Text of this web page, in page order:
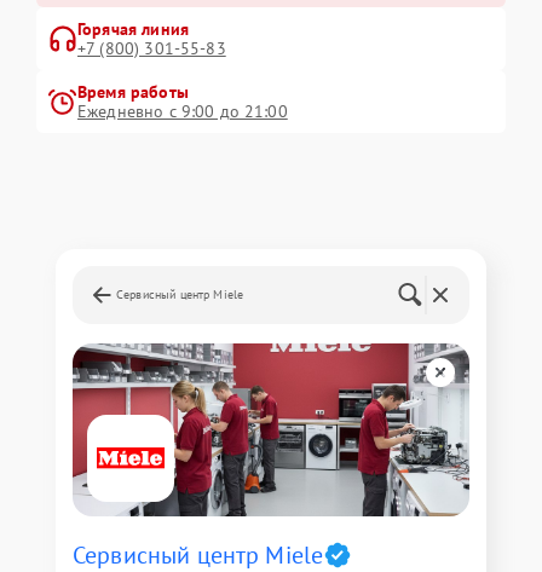
Горячая линия
+7 (800) 301-55-83
Время работы
Ежедневно с 9:00 до 21:00
Сервисный центр Miele
Сервисный центр Miele